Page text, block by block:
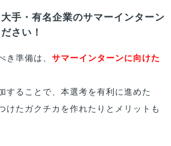
大手・有名企業のサマーインターン
さい！
き準備は、 サマーインターンに向けた
することで、本選考を有利に進めた
けたガクチカを作れたりとメリットも